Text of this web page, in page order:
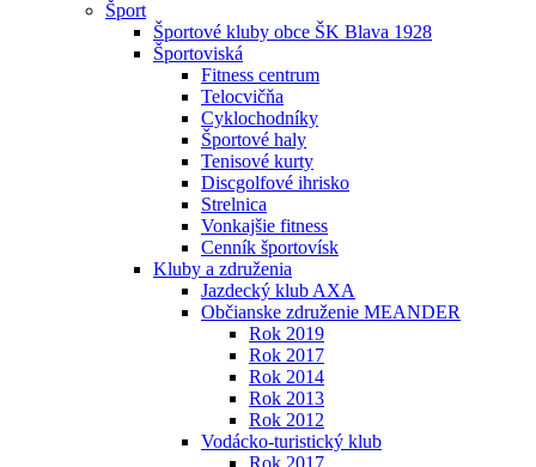
Šport
Športové kluby obce ŠK Blava 1928
Športoviská
Fitness centrum
Telocvičňa
Cyklochodníky
Športové haly
Tenisové kurty
Discgolfové ihrisko
Strelnica
Vonkajšie fitness
Cenník športovísk
Kluby a združenia
Jazdecký klub AXA
Občianske združenie MEANDER
Rok 2019
Rok 2017
Rok 2014
Rok 2013
Rok 2012
Vodácko-turistický klub
Rok 2017